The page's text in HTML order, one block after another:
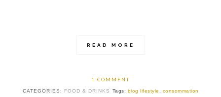
READ MORE
1 COMMENT
CATEGORIES: FOOD & DRINKS Tags: blog lifestyle
consommation